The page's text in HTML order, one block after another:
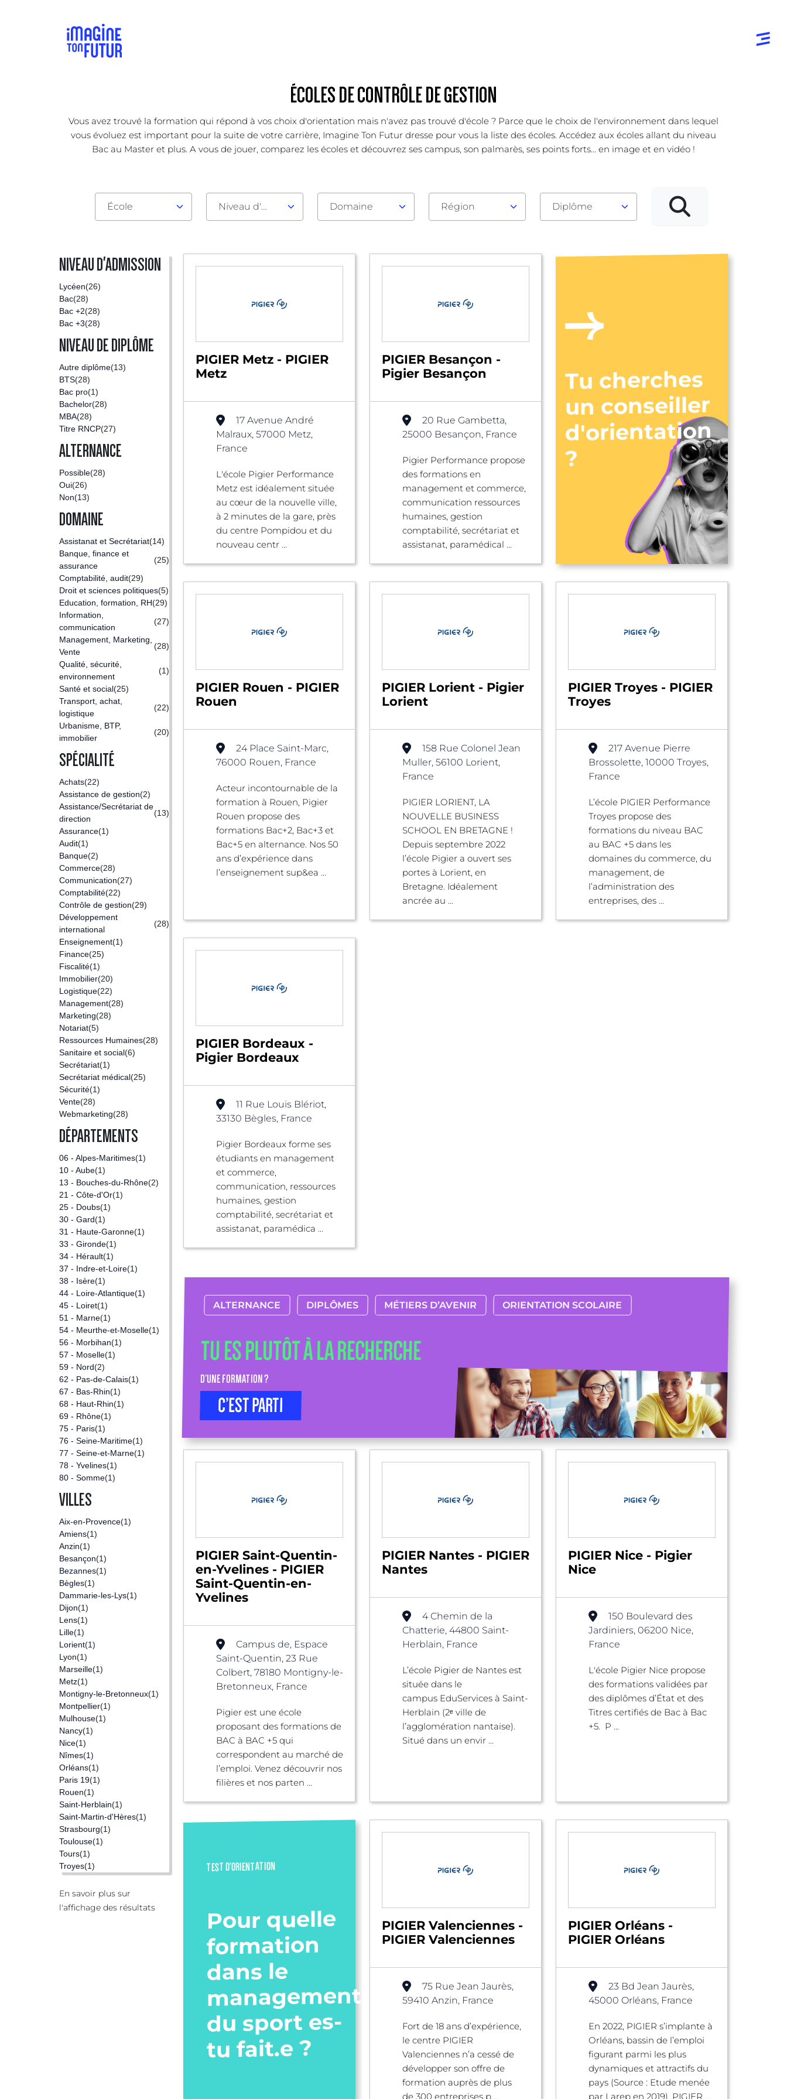
ÉCOLES DE CONTRÔLE DE GESTION
Vous avez trouvé la formation qui répond à vos choix d'orientation mais n'avez pas trouvé d'école ? Parce que le choix de l'environnement dans lequel
vous évoluez est important pour la suite de votre carrière, Imagine Ton Futur dresse pour vous la liste des écoles. Accédez aux écoles allant du niveau
Bac au Master et plus. A vous de jouer, comparez les écoles et découvrez ses campus, son palmarès, ses points forts... en image et en vidéo !
École Niveau d'admission Domaine Région Diplôme
NIVEAU D'ADMISSION
Lycéen(26)
Bac(28)
Bac +2(28)
Bac +3(28)
NIVEAU DE DIPLÔME
Autre diplôme(13)
BTS(28)
Bac pro(1)
Bachelor(28)
MBA(28)
Titre RNCP(27)
ALTERNANCE
Possible(28)
Oui(26)
Non(13)
DOMAINE
Assistanat et Secrétariat(14)
Banque, finance et
assurance
(25)
Comptabilité, audit(29)
Droit et sciences politiques(5)
Education, formation, RH(29)
Information,
communication
(27)
Management, Marketing,
Vente
(28)
Qualité, sécurité,
environnement
(1)
Santé et social(25)
Transport, achat,
logistique
(22)
Urbanisme, BTP,
immobilier
(20)
SPÉCIALITÉ
Achats(22)
Assistance de gestion(2)
Assistance/Secrétariat de
direction
(13)
Assurance(1)
Audit(1)
Banque(2)
Commerce(28)
Communication(27)
Comptabilité(22)
Contrôle de gestion(29)
Développement
international
(28)
Enseignement(1)
Finance(25)
Fiscalité(1)
Immobilier(20)
Logistique(22)
Management(28)
Marketing(28)
Notariat(5)
Ressources Humaines(28)
Sanitaire et social(6)
Secrétariat(1)
Secrétariat médical(25)
Sécurité(1)
Vente(28)
Webmarketing(28)
DÉPARTEMENTS
06 - Alpes-Maritimes(1)
10 - Aube(1)
13 - Bouches-du-Rhône(2)
21 - Côte-d'Or(1)
25 - Doubs(1)
30 - Gard(1)
31 - Haute-Garonne(1)
33 - Gironde(1)
34 - Hérault(1)
37 - Indre-et-Loire(1)
38 - Isère(1)
44 - Loire-Atlantique(1)
45 - Loiret(1)
51 - Marne(1)
54 - Meurthe-et-Moselle(1)
56 - Morbihan(1)
57 - Moselle(1)
59 - Nord(2)
62 - Pas-de-Calais(1)
67 - Bas-Rhin(1)
68 - Haut-Rhin(1)
69 - Rhône(1)
75 - Paris(1)
76 - Seine-Maritime(1)
77 - Seine-et-Marne(1)
78 - Yvelines(1)
80 - Somme(1)
VILLES
Aix-en-Provence(1)
Amiens(1)
Anzin(1)
Besançon(1)
Bezannes(1)
Bègles(1)
Dammarie-les-Lys(1)
Dijon(1)
Lens(1)
Lille(1)
Lorient(1)
Lyon(1)
Marseille(1)
Metz(1)
Montigny-le-Bretonneux(1)
Montpellier(1)
Mulhouse(1)
Nancy(1)
Nice(1)
Nîmes(1)
Orléans(1)
Paris 19(1)
Rouen(1)
Saint-Herblain(1)
Saint-Martin-d'Hères(1)
Strasbourg(1)
Toulouse(1)
Tours(1)
Troyes(1)
En savoir plus sur
l'affichage des résultats
PIGIER Metz - PIGIER
Metz
17 Avenue André
Malraux, 57000 Metz,
France
L'école Pigier Performance
Metz est idéalement située
au cœur de la nouvelle ville,
à 2 minutes de la gare, près
du centre Pompidou et du
nouveau centr ...
PIGIER Besançon -
Pigier Besançon
20 Rue Gambetta,
25000 Besançon, France
Pigier Performance propose
des formations en
management et commerce,
communication ressources
humaines, gestion
comptabilité, secrétariat et
assistanat, paramédical ...
Tu cherches
un conseiller
d'orientation
?
PIGIER Rouen - PIGIER
Rouen
24 Place Saint-Marc,
76000 Rouen, France
Acteur incontournable de la
formation à Rouen, Pigier
Rouen propose des
formations Bac+2, Bac+3 et
Bac+5 en alternance. Nos 50
ans d’expérience dans
l’enseignement sup&ea ...
PIGIER Lorient - Pigier
Lorient
158 Rue Colonel Jean
Muller, 56100 Lorient,
France
PIGIER LORIENT, LA
NOUVELLE BUSINESS
SCHOOL EN BRETAGNE !
Depuis septembre 2022
l’école Pigier a ouvert ses
portes à Lorient, en
Bretagne. Idéalement
ancrée au ...
PIGIER Troyes - PIGIER
Troyes
217 Avenue Pierre
Brossolette, 10000 Troyes,
France
L’école PIGIER Performance
Troyes propose des
formations du niveau BAC
au BAC +5 dans les
domaines du commerce, du
management, de
l’administration des
entreprises, des ...
PIGIER Bordeaux -
Pigier Bordeaux
11 Rue Louis Blériot,
33130 Bègles, France
Pigier Bordeaux forme ses
étudiants en management
et commerce,
communication, ressources
humaines, gestion
comptabilité, secrétariat et
assistanat, paramédica ...
ALTERNANCE DIPLÔMES MÉTIERS D’AVENIR ORIENTATION SCOLAIRE
TU ES PLUTÔT À LA RECHERCHE
D’UNE FORMATION ?
C’EST PARTI
PIGIER Saint-Quentin-
en-Yvelines - PIGIER
Saint-Quentin-en-
Yvelines
Campus de, Espace
Saint-Quentin, 23 Rue
Colbert, 78180 Montigny-le-
Bretonneux, France
Pigier est une école
proposant des formations de
BAC à BAC +5 qui
correspondent au marché de
l’emploi. Venez découvrir nos
filières et nos parten ...
PIGIER Nantes - PIGIER
Nantes
4 Chemin de la
Chatterie, 44800 Saint-
Herblain, France
L’école Pigier de Nantes est
située dans le
campus EduServices à Saint-
Herblain (2ᵉ ville de
l’agglomération nantaise).
Situé dans un envir ...
PIGIER Nice - Pigier
Nice
150 Boulevard des
Jardiniers, 06200 Nice,
France
L'école Pigier Nice propose
des formations validées par
des diplômes d’État et des
Titres certifiés de Bac à Bac
+5. P ...
TEST D’ORIENTATION
Pour quelle
formation
dans le
management
du sport es-
tu fait.e ?
PIGIER Valenciennes -
PIGIER Valenciennes
75 Rue Jean Jaurès,
59410 Anzin, France
Fort de 18 ans d’expérience,
le centre PIGIER
Valenciennes n’a cessé de
développer son offre de
formation auprès de plus
de 300 entreprises p ...
PIGIER Orléans -
PIGIER Orléans
23 Bd Jean Jaurès,
45000 Orléans, France
En 2022, PIGIER s’implante à
Orléans, bassin de l’emploi
figurant parmi les plus
dynamiques et attractifs du
pays (Source : Etude menée
par Larep en 2019). PIGIER ...